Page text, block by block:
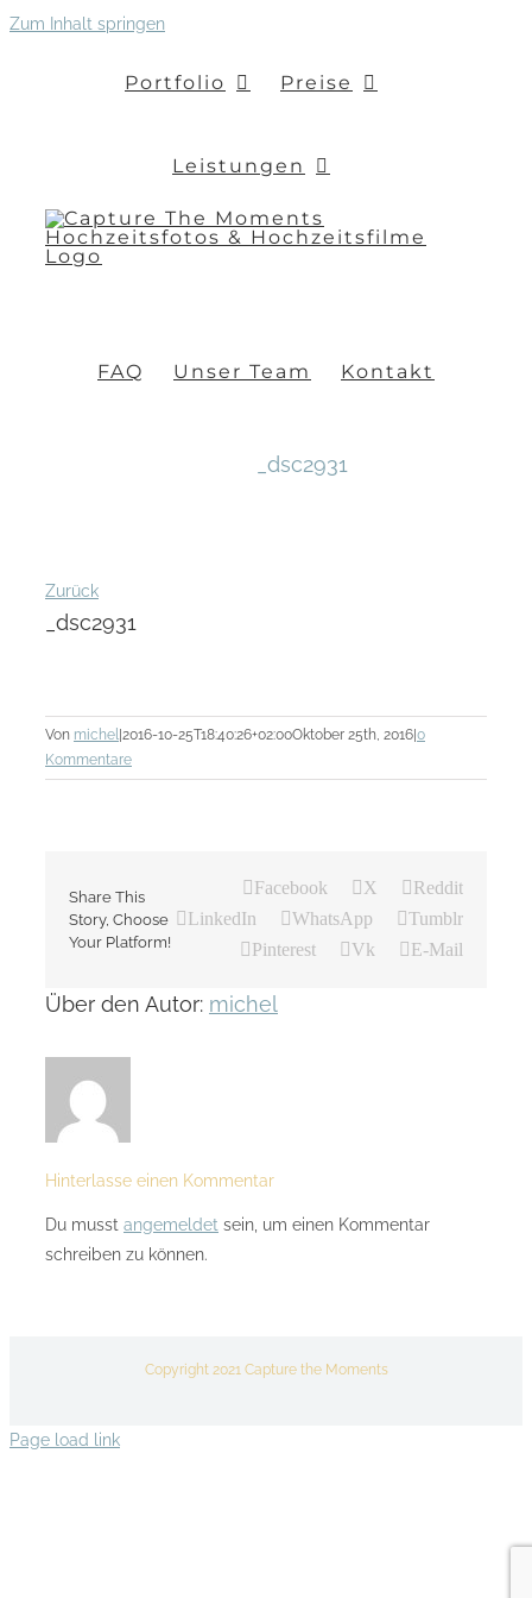
Zum Inhalt springen
Portfolio Preise
Leistungen
FAQ Unser Team Kontakt
_dsc2931
Zurück
_dsc2931
Von michel |2016-10-25T18:40:26+02:00Oktober 25th, 2016|0
Kommentare
Share This
Story, Choose
Your Platform!
Facebook X
Reddit
LinkedIn
WhatsApp
Tumblr
Pinterest
Vk E-Mail
Über den Autor: michel
Hinterlasse einen Kommentar
Du musst angemeldet sein, um einen Kommentar
schreiben zu können.
Copyright 2021 Capture the Moments
Page load link